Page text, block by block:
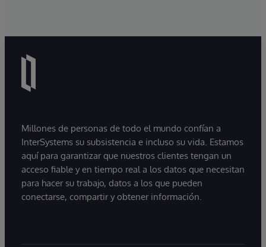
Millones de personas de todo el mundo confían a
InterSystems su subsistencia e incluso su vida. Estamos
aquí para garantizar que nuestros clientes tengan un
acceso fiable y en tiempo real a los datos que necesitan
para hacer su trabajo, datos a los que pueden
conectarse, compartir y obtener información.